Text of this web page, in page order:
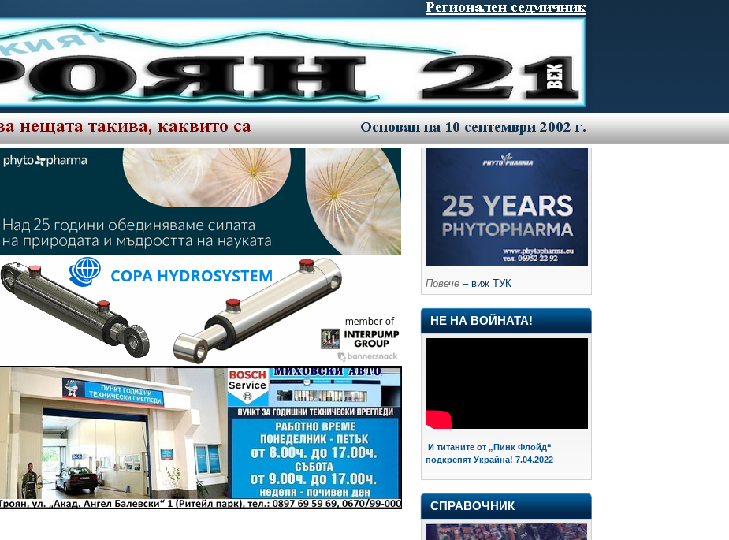
Повече – виж ТУК
НЕ НА ВОЙНАТА!
И титаните от „Пинк Флойд“
подкрепят Украйна! 7.04.2022
СПРАВОЧНИК